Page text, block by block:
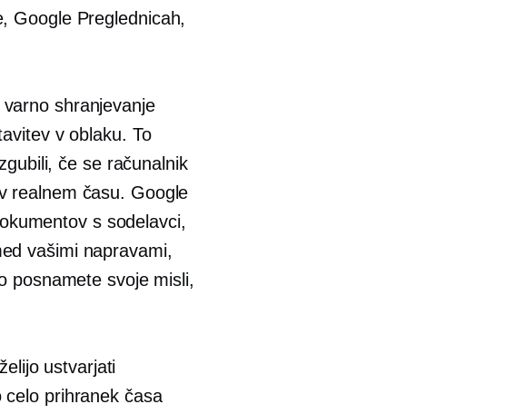
Google Preglednicah,
shranjevanje
v oblaku. To
če se računalnik
realnem času. Google
s sodelavci,
vašimi napravami,
posnamete svoje misli,
ustvarjati
celo prihranek časa